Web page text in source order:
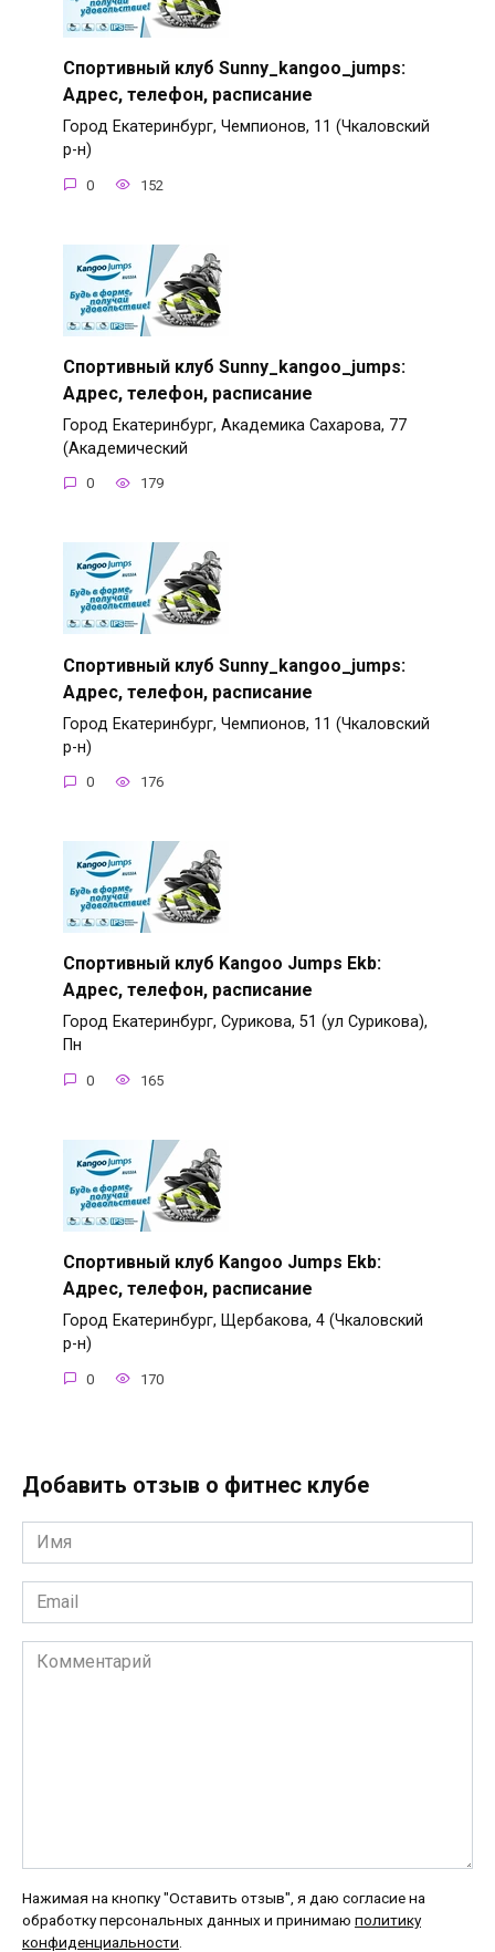
Спортивный клуб Sunny_kangoo_jumps:
Адрес, телефон, расписание
Город Екатеринбург, Чемпионов, 11 (Чкаловский
р-н)
0 152
Спортивный клуб Sunny_kangoo_jumps:
Адрес, телефон, расписание
Город Екатеринбург, Академика Сахарова, 77
(Академический
0 179
Спортивный клуб Sunny_kangoo_jumps:
Адрес, телефон, расписание
Город Екатеринбург, Чемпионов, 11 (Чкаловский
р-н)
0 176
Спортивный клуб Kangoo Jumps Ekb:
Адрес, телефон, расписание
Город Екатеринбург, Сурикова, 51 (ул Сурикова),
Пн
0 165
Спортивный клуб Kangoo Jumps Ekb:
Адрес, телефон, расписание
Город Екатеринбург, Щербакова, 4 (Чкаловский
р-н)
0 170
Добавить отзыв о фитнес клубе
Имя
*
Email
*
Комментарий
Нажимая на кнопку "Оставить отзыв", я даю согласие на
обработку персональных данных и принимаю политику
конфиденциальности.